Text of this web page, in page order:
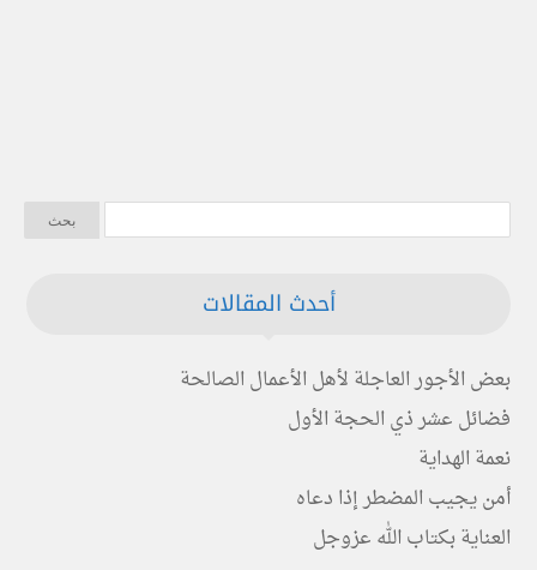
أحدث المقالات
بعض الأجور العاجلة لأهل الأعمال الصالحة
فضائل عشر ذي الحجة الأول
نعمة الهداية
أمن يجيب المضطر إذا دعاه
العناية بكتاب الله عزوجل